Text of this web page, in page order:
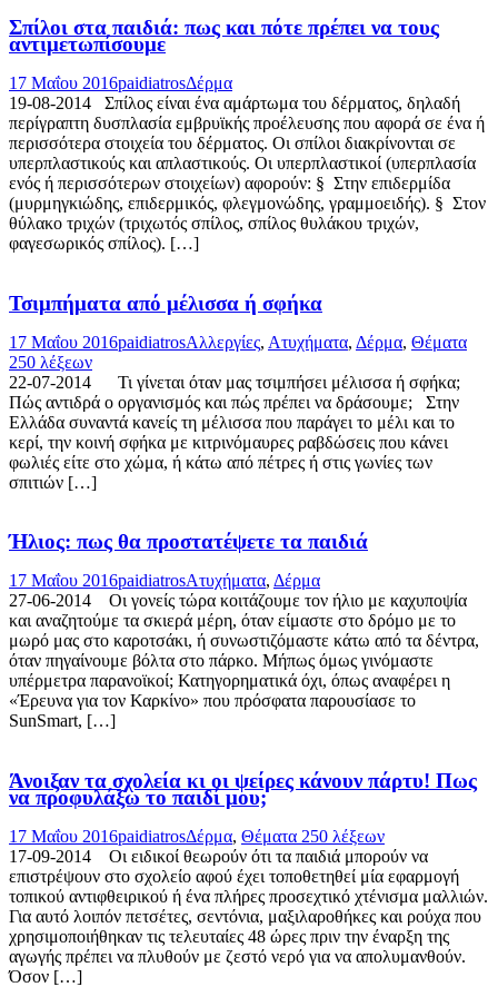
Σπίλοι στα παιδιά: πως και πότε πρέπει να τους
αντιμετωπίσουμε
17 Μαΐου 2016paidiatrosΔέρμα
19-08-2014 Σπίλος είναι ένα αμάρτωμα του δέρματος, δηλαδή
περίγραπτη δυσπλασία εμβρυϊκής προέλευσης που αφορά σε ένα ή
περισσότερα στοιχεία του δέρματος. Οι σπίλοι διακρίνονται σε
υπερπλαστικούς και απλαστικούς. Οι υπερπλαστικοί (υπερπλασία
ενός ή περισσότερων στοιχείων) αφορούν: § Στην επιδερμίδα
(μυρμηγκιώδης, επιδερμικός, φλεγμονώδης, γραμμοειδής). § Στον
θύλακο τριχών (τριχωτός σπίλος, σπίλος θυλάκου τριχών,
φαγεσωρικός σπίλος). […]
Τσιμπήματα από μέλισσα ή σφήκα
17 Μαΐου 2016paidiatrosΑλλεργίες, Ατυχήματα, Δέρμα, Θέματα
250 λέξεων
22-07-2014 Τι γίνεται όταν μας τσιμπήσει μέλισσα ή σφήκα;
Πώς αντιδρά ο οργανισμός και πώς πρέπει να δράσουμε; Στην
Ελλάδα συναντά κανείς τη μέλισσα που παράγει το μέλι και το
κερί, την κοινή σφήκα με κιτρινόμαυρες ραβδώσεις που κάνει
φωλιές είτε στο χώμα, ή κάτω από πέτρες ή στις γωνίες των
σπιτιών […]
Ήλιος: πως θα προστατέψετε τα παιδιά
17 Μαΐου 2016paidiatrosΑτυχήματα, Δέρμα
27-06-2014 Οι γονείς τώρα κοιτάζουμε τον ήλιο με καχυποψία
και αναζητούμε τα σκιερά μέρη, όταν είμαστε στο δρόμο με το
μωρό μας στο καροτσάκι, ή συνωστιζόμαστε κάτω από τα δέντρα,
όταν πηγαίνουμε βόλτα στο πάρκο. Μήπως όμως γινόμαστε
υπέρμετρα παρανοϊκοί; Κατηγορηματικά όχι, όπως αναφέρει η
«Έρευνα για τον Καρκίνο» που πρόσφατα παρουσίασε το
SunSmart, […]
Άνοιξαν τα σχολεία κι οι ψείρες κάνουν πάρτυ! Πως
να προφυλάξω το παιδί μου;
17 Μαΐου 2016paidiatrosΔέρμα, Θέματα 250 λέξεων
17-09-2014 Οι ειδικοί θεωρούν ότι τα παιδιά μπορούν να
επιστρέψουν στο σχολείο αφού έχει τοποθετηθεί μία εφαρμογή
τοπικού αντιφθειρικού ή ένα πλήρες προσεχτικό χτένισμα μαλλιών.
Για αυτό λοιπόν πετσέτες, σεντόνια, μαξιλαροθήκες και ρούχα που
χρησιμοποιήθηκαν τις τελευταίες 48 ώρες πριν την έναρξη της
αγωγής πρέπει να πλυθούν με ζεστό νερό για να απολυμανθούν.
Όσον […]